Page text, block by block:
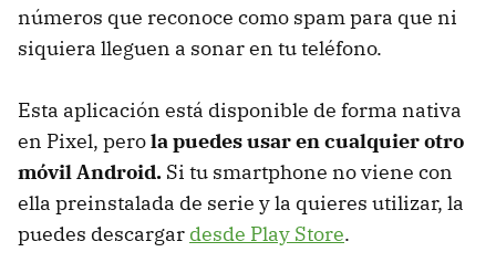
números que reconoce como spam para que ni
siquiera lleguen a sonar en tu teléfono.
Esta aplicación está disponible de forma nativa
en Pixel, perola puedes usar en cualquier otro
móvil Android. Si tu smartphone no viene con
ella preinstalada de serie y la quieres utilizar, la
puedes descargar desde Play Store.